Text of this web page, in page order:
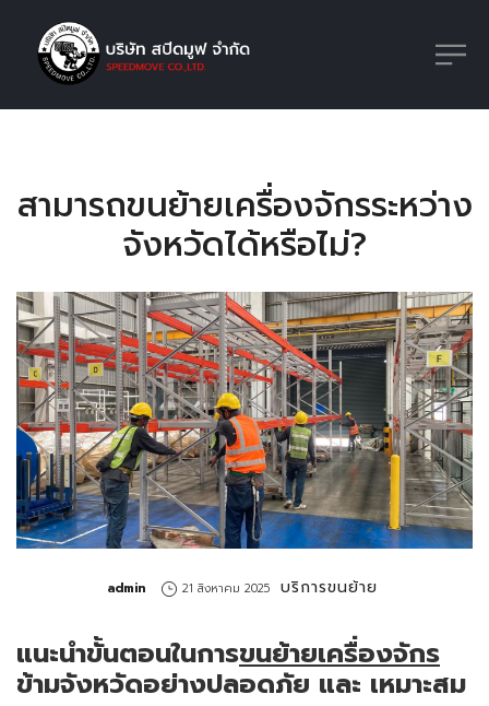
สามารถขนย้ายเครื่องจักรระหว่าง
จังหวัดได้หรือไม่?
by
admin 21 สิงหาคม 2025 บริการขนย้าย
แนะนำขั้นตอนในการขนย้ายเครื่องจักร
ข้ามจังหวัดอย่างปลอดภัย และ เหมาะสม